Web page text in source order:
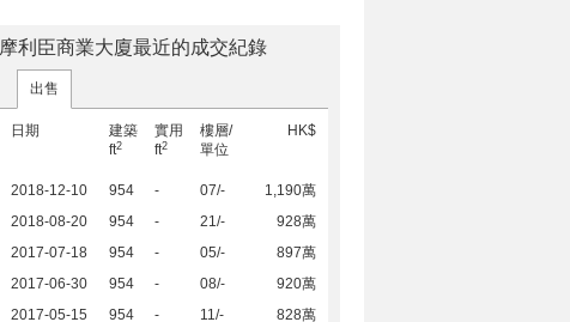
摩利臣商業大廈最近的成交紀錄
出售
日期
建築
ft2
實用
ft2
樓層/
單位
HK$
2018-12-10 954 - 07/-
1,190萬
2018-08-20
954 - 21/-
928萬
2017-07-18
954 - 05/-
897萬
2017-06-30
954 - 08/-
920萬
2017-05-15
954 - 11/- 828萬